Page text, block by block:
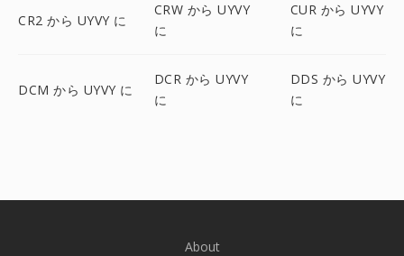
CR2 から UYVY に
CRW から UYVY
に
CUR から UYVY
に
DCM から UYVY に
DCR から UYVY
に
DDS から UYVY
に
About